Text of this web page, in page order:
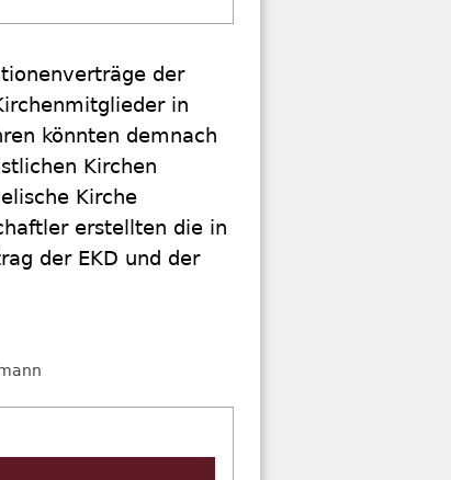
der
in
könnten demnach
Kirchen
Kirche
erstellten die in
der EKD und der